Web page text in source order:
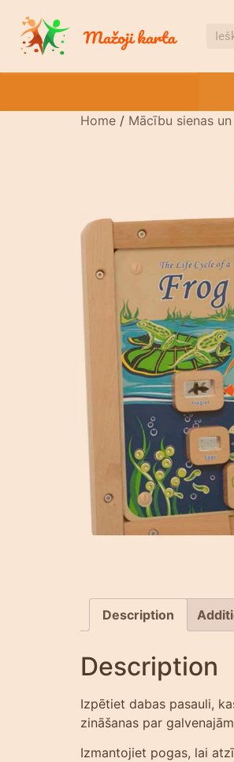
Home / Mācību sienas
Description
Description
Izpētiet dabas pasauli,
zināšanas par
Izmantojiet pogas, lai